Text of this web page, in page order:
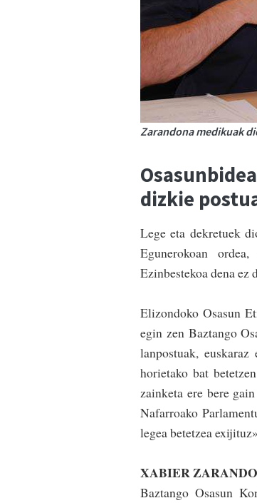
Zarandona medikuak
dizkie
Lege eta dekretuek
Egunerokoan
Ezinbestekoa dena ez
Elizondoko Osasun
egin zen Baz­tango
lanpostuak,
horietako bat
zainketa ere bere
Nafa­rroako
legea betetzea
XABIER
Baztango Osasun